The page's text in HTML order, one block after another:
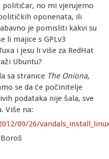
no mi vjerujemo
oponenata, ili
je pomisliti kakvi su
li majice s GPLv3
i jesu li više za RedHat
Ubuntu?
sa stranice The Oniona,
se da će počinitelje
podataka nije šala, sve
Više na:
09/26/